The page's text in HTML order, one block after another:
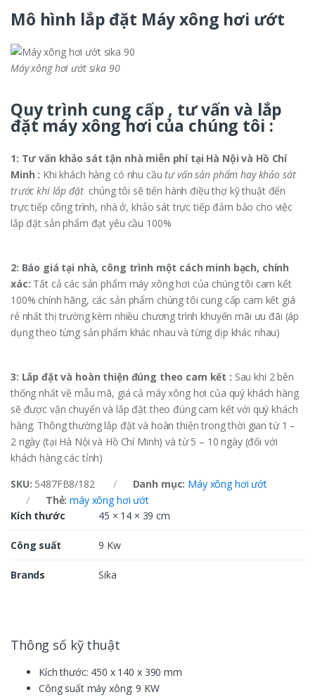
Mô hình lắp đặt Máy xông hơi ướt
Máy xông hơi ướt sika 90
Quy trình cung cấp , tư vấn và lắp
đặt máy xông hơi của chúng tôi :
1: Tư vấn khảo sát tận nhà miễn phí tại Hà Nội và Hồ Chí
Minh : Khi khách hàng có nhu cầutư vấn sản phẩm hay khảo sát
trước khi lắp đặt chúng tôi sẽ tiến hành điều thợ kỹ thuật đến
trực tiếp công trình, nhà ở, khảo sát trực tiếp đảm bảo cho việc
lắp đặt sản phẩm đạt yêu cầu 100%
2: Báo giá tại nhà, công trình một cách minh bạch, chính
xác: Tất cả các sản phẩm máy xông hơi của chúng tôi cam kết
100% chính hãng, các sản phẩm chúng tôi cung cấp cam kết giá
rẻ nhất thị trường kèm nhiều chương trình khuyến mãi ưu đãi (áp
dụng theo từng sản phẩm khác nhau và từng dịp khác nhau)
3: Lắp đặt và hoàn thiện đúng theo cam kết : Sau khi 2 bên
thống nhất về mẫu mã, giá cả máy xông hơi của quý khách hàng
sẽ được vận chuyển và lắp đặt theo đúng cam kết với quý khách
hàng. Thông thường lắp đặt và hoàn thiện trong thời gian từ 1 –
2 ngày (tại Hà Nội và Hồ Chí Minh) và từ 5 – 10 ngày (đối với
khách hàng các tỉnh)
SKU: 5487FB8/182 Danh mục: Máy xông hơi ướt
Thẻ:máy xông hơi ướt
Kích thước
45 × 14 × 39 cm
Công suất 9 Kw
Brands Sika
Thông số kỹ thuật
Kích thước: 450 x 140 x 390 mm
Công suất máy xông: 9 KW